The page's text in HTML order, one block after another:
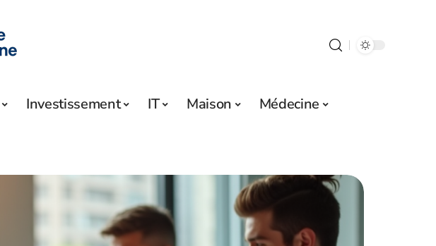
Investissement IT Maison
Médecine